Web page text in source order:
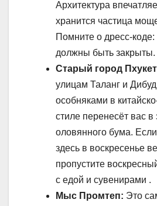
Архитектура
хранится частица
Помните о дресс-коде:
должны быть закрыты.
Старый город
улицам Таланг и
особняками в
стиле перенесёт вас в
оловянного бума.
здесь в воскресенье
пропустите
с едой и сувенирами .
Мыс Промтеп: Это